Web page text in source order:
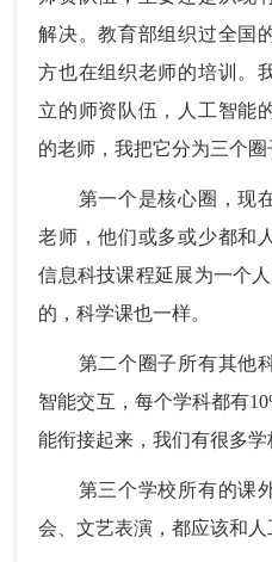
解决。教育部组织过全国
方也在组织老师的培训。
立的师资队伍，人工智能
的老师，我把它分为三个圈
第一个是核心圈，现在
老师，他们或多或少都和
信息科技课程延展为一个
的，科学课也一样。
第二个圈子所有其他科
智能交互，每个学科都有
能衔接起来，我们有很多学
第三个学校所有的课外
会、文艺表演，都应该和人